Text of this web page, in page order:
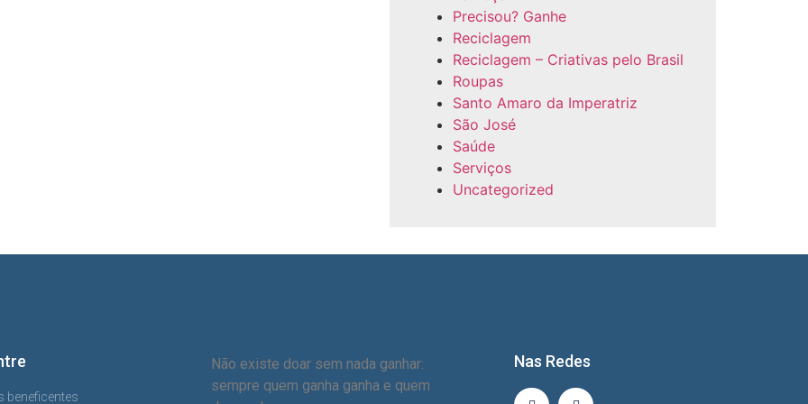
Precisou? Ganhe
Reciclagem
Reciclagem – Criativas pelo Brasil
Roupas
Santo Amaro da Imperatriz
São José
Saúde
Serviços
Uncategorized
beneficentes
Não existe doar sem nada ganhar:
sempre quem ganha ganha e quem
Nas Redes